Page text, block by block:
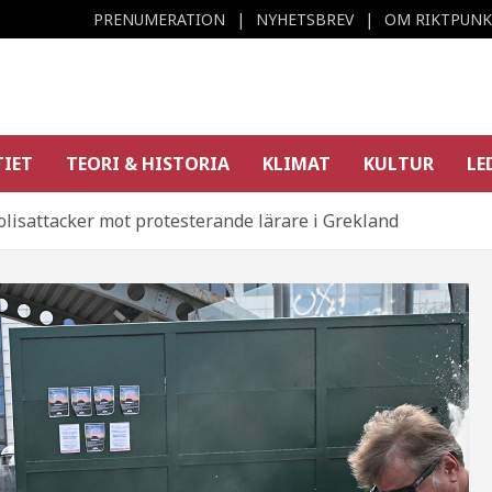
PRENUMERATION NYHETSBREV OM
TEORI & HISTORIA KLIMAT KULTUR
mot protesterande lärare i Grekland